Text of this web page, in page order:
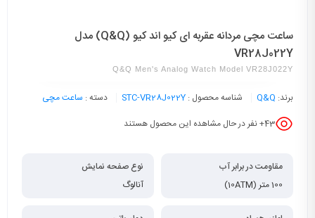
ساعت مچی مردانه عقربه ای کیو اند کیو (Q&Q) مدل
VR28J022Y
Q&Q Men's Analog Watch Model VR28J022Y
برند: Q&Q شناسه محصول : STC-VR28J022Y دسته : ساعت مچی
43+ نفر در حال مشاهده این محصول هستند
مقاومت در برابر آب
100 متر (10ATM)
نوع صفحه نمایش
آنالوگ